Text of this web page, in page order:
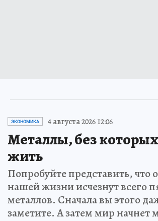
ЭКОНОМИКА 4 августа 2026 12:06
Металлы, без
жить
Попробуйте представить, что
нашей жизни исчезнут всего
металлов. Сначала вы этого
заметите. А затем мир начнет